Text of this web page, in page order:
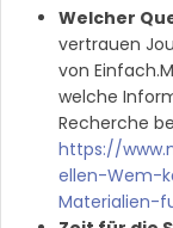
Welcher
vertrauen
von
welche
Recherche
https://
ellen-Wem-
Materialien-